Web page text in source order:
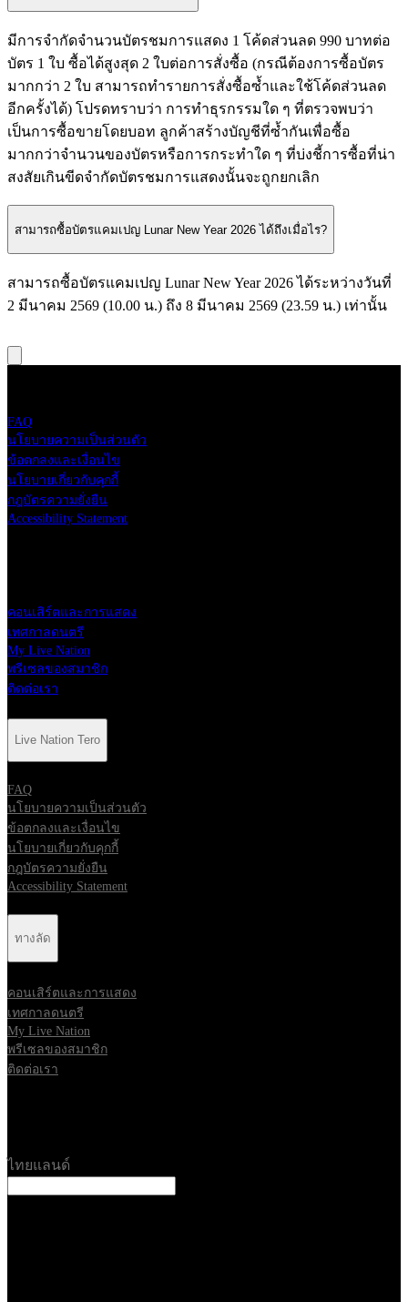
มีการจำกัดจำนวนบัตรชมการแสดง 1 โค้ดส่วนลด 990 บาทต่อ
บัตร 1 ใบ ซื้อได้สูงสุด 2 ใบต่อการสั่งซื้อ (กรณีต้องการซื้อบัตร
มากกว่า 2 ใบ สามารถทำรายการสั่งซื้อซ้ำและใช้โค้ดส่วนลด
อีกครั้งได้) โปรดทราบว่า การทำธุรกรรมใด ๆ ที่ตรวจพบว่า
เป็นการซื้อขายโดยบอท ลูกค้าสร้างบัญชีที่ซ้ำกันเพื่อซื้อ
มากกว่าจำนวนของบัตรหรือการกระทำใด ๆ ที่บ่งชี้การซื้อที่น่า
สงสัยเกินขีดจำกัดบัตรชมการแสดงนั้นจะถูกยกเลิก
สามารถซื้อบัตรแคมเปญ Lunar New Year 2026 ได้ถึงเมื่อไร?
สามารถซื้อบัตรแคมเปญ Lunar New Year 2026ได้ระหว่างวันที่
2 มีนาคม 2569 (10.00 น.) ถึง 8 มีนาคม 2569 (23.59 น.) เท่านั้น
FAQ
นโยบายความเป็นส่วนตัว
ข้อตกลงและเงื่อนไข
นโยบายเกี่ยวกับคุกกี้
กฎบัตรความยั่งยืน
Accessibility Statement
คอนเสิร์ตและการแสดง
เทศกาลดนตรี
My Live Nation
พรีเซลของสมาชิก
ติดต่อเรา
Live Nation Tero
FAQ
นโยบายความเป็นส่วนตัว
ข้อตกลงและเงื่อนไข
นโยบายเกี่ยวกับคุกกี้
กฎบัตรความยั่งยืน
Accessibility Statement
ทางลัด
คอนเสิร์ตและการแสดง
เทศกาลดนตรี
My Live Nation
พรีเซลของสมาชิก
ติดต่อเรา
ไทยแลนด์